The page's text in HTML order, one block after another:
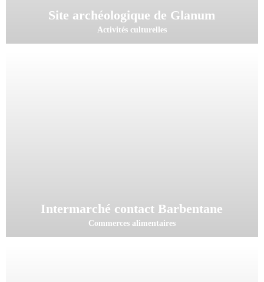
Site archéologique de Glanum
Activités culturelles
Intermarché contact Barbentane
Commerces alimentaires